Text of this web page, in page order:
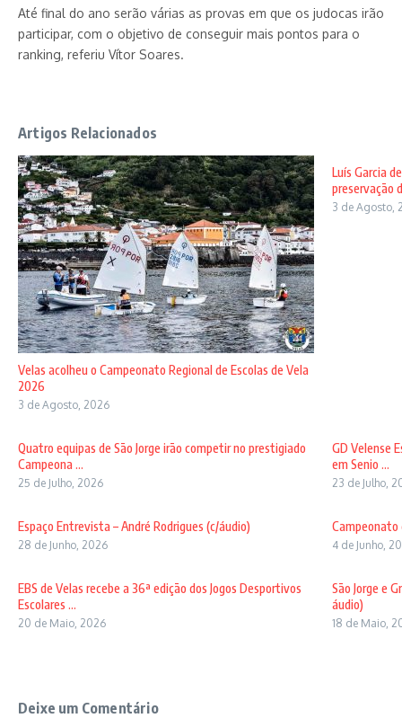
Até final do ano serão várias as provas em que os judocas irão
participar, com o objetivo de conseguir mais pontos para o
ranking, referiu Vítor Soares.
Artigos Relacionados
Velas acolheu o Campeonato Regional de Escolas de Vela
2026
3 de Agosto, 2026
Luís Garcia
preservação
3 de Agosto,
Quatro equipas de São Jorge irão competir no prestigiado
Campeona ...
25 de Julho, 2026
GD Velense
em Senio ...
23 de Julho,
Espaço Entrevista – André Rodrigues (c/áudio)
28 de Junho, 2026
Campeonato
4 de Junho,
EBS de Velas recebe a 36ª edição dos Jogos Desportivos
Escolares ...
20 de Maio, 2026
São Jorge e
áudio)
18 de Maio,
Deixe um Comentário